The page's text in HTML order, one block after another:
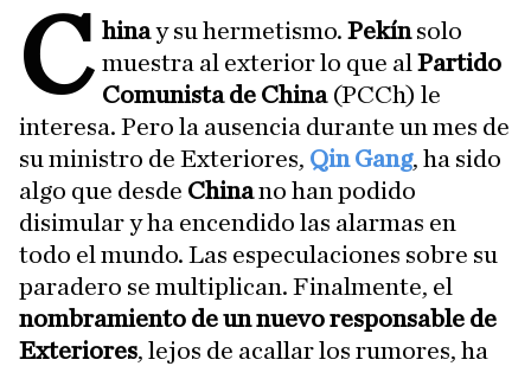
C hinay su hermetismo.Pekínsolo
muestra al exterior lo que alPartido
Comunista de China (PCCh) le
interesa. Pero la ausencia durante un mes de
su ministro de Exteriores, Qin Gang, ha sido
algo que desde Chinano han podido
disimular y ha encendido las alarmas en
todo el mundo. Las especulaciones sobre su
paradero se multiplican. Finalmente, el
nombramiento de un nuevo responsable de
Exteriores, lejos de acallar los rumores, ha